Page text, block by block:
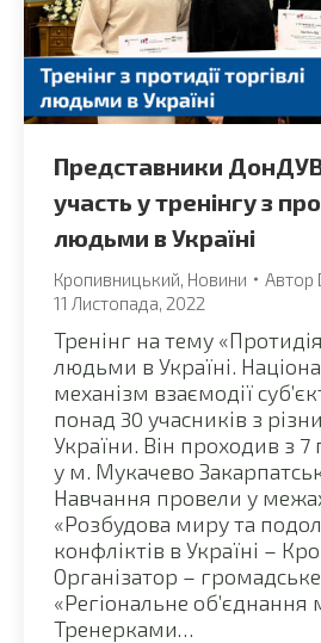
Представники
участь у тренінгу з
людьми в Україні
Кропивницький Новини Автор
11 Листопада, 2022
Тренінг на тему «Протидія
людьми в Україні.
механізм взаємодії
понад 30 учасників з
України. Він проходив з 7
у м. Мукачево
Навчання провели у
«Розбудова миру та
конфліктів в Україні –
Організатор –
«Регіональне об’єднання
Тренерками…